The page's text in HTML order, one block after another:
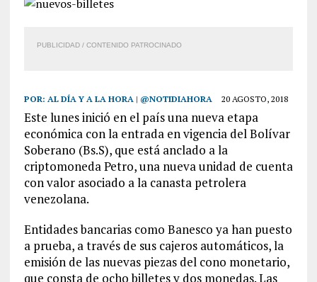
PUBLICIDAD / CONTENIDO PATROCINADO
POR: AL DÍA Y A LA HORA | @NOTIDIAHORA 20 AGOSTO, 2018
Este lunes inició en el país una nueva etapa
económica con la entrada en vigencia del Bolívar
Soberano (Bs.S), que está anclado a la
criptomoneda Petro, una nueva unidad de cuenta
con valor asociado a la canasta petrolera
venezolana.
Entidades bancarias como Banesco ya han puesto
a prueba, a través de sus cajeros automáticos, la
emisión de las nuevas piezas del cono monetario,
que consta de ocho billetes y dos monedas. Las